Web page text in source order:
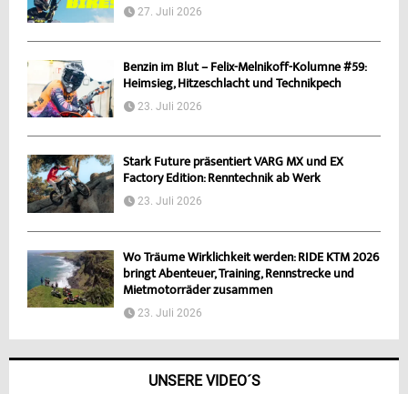
27. Juli 2026
Benzin im Blut – Felix-Melnikoff-Kolumne #59:
Heimsieg, Hitzeschlacht und Technikpech
23. Juli 2026
Stark Future präsentiert VARG MX und EX
Factory Edition: Renntechnik ab Werk
23. Juli 2026
Wo Träume Wirklichkeit werden: RIDE KTM 2026
bringt Abenteuer, Training, Rennstrecke und
Mietmotorräder zusammen
23. Juli 2026
UNSERE VIDEO´S